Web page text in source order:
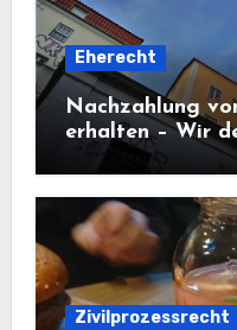
Eherecht
Nachzahlung
erhalten – Wir
berechnet?
Zivilprozessrecht